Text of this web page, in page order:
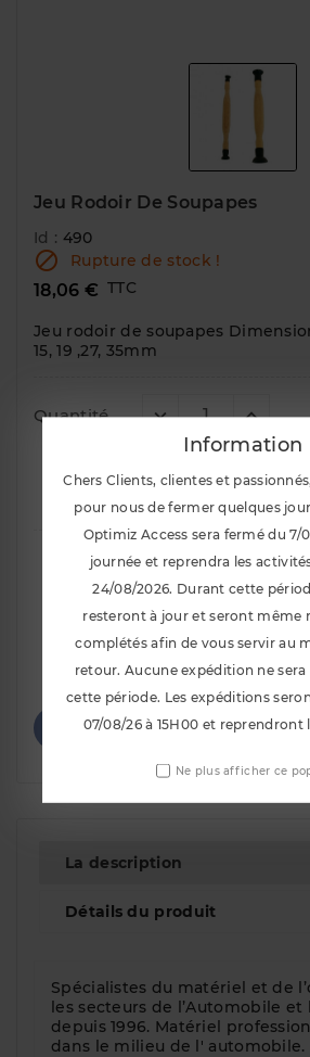
Jeu Rodoir De Soupapes
Id : 490
 Rupture de stock !
18,06 € TTC
Jeu rodoir de soupapes
15, 19 ,27, 35mm
Quantité
 Ajouter Au Panier
Notify Me When
La description
Détails du produit
Spécialistes du matériel et de
les secteurs de l’Automobile et
depuis 1996. Matériel
dans le milieu de l' automobile.
Information
Chers Clients, clientes et
pour nous de fermer quelques
Optimiz Access sera fermé du 7/
journée et reprendra les
24/08/2026. Durant cette
resteront à jour et seront même
complétés afin de vous servir au
retour. Aucune expédition ne
cette période. Les expéditions
07/08/26 à 15H00 et reprendront
Ne plus afficher ce